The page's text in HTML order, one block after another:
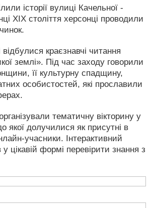
історії вулиці Качельної -
XIX століття херсонці проводили
відбулися краєзнавчі читання
землі». Під час заходу говорили
її культурну спадщину,
особистостей, які прославили
тематичну вікторину у
якої долучилися як присутні в
учасники. Інтерактивний
цікавій формі перевірити знання з